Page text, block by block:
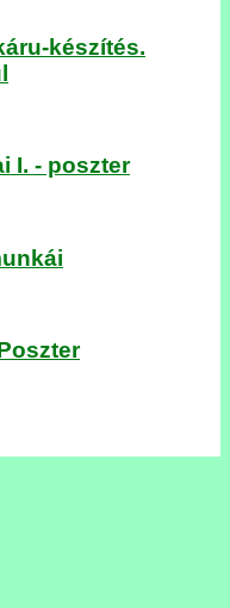
készítés.
I. - poszter